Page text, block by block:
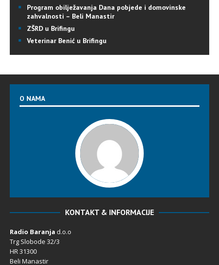
Program obilježavanja Dana pobjede i domovinske
zahvalnosti – Beli Manastir
ZŠRD u Brifingu
Veterinar Benić u Brifingu
O NAMA
KONTAKT & INFORMACIJE
Radio Baranja d.o.o
Trg Slobode 32/3
HR 31300
Beli Manastir